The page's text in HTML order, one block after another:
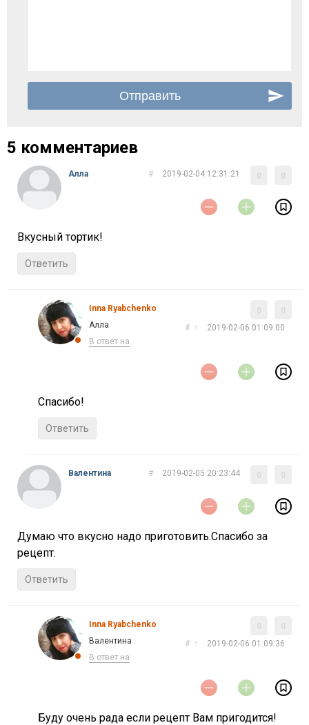
5 комментариев
Алла 2019-02-04 12:31:21
#
Вкусный тортик!
Ответить
Inna Ryabchenko
Алла
В ответ на
2019-02-06 01:09:00
# ↑
Спасибо!
Ответить
Валентина 2019-02-05 20:23:44
#
Думаю что вкусно надо приготовить.Спасибо за
рецепт.
Ответить
Inna Ryabchenko
Валентина
В ответ на
2019-02-06 01:09:36
# ↑
Буду очень рада если рецепт Вам пригодится!